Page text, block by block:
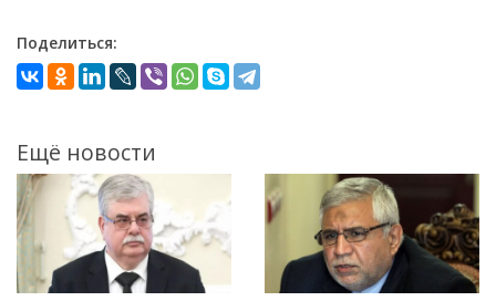
Поделиться:
Ещё новости